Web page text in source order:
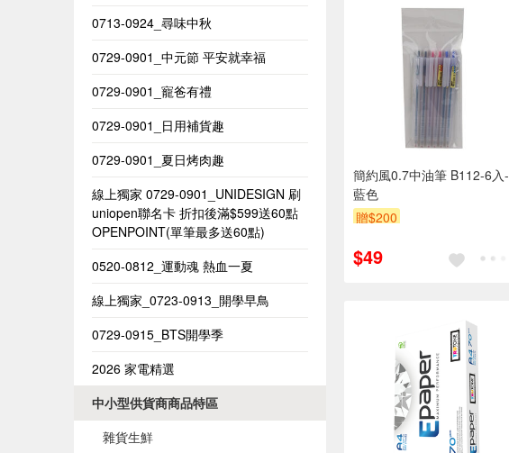
0713-0924_尋味中秋
0729-0901_中元節 平安就幸福
0729-0901_寵爸有禮
0729-0901_日用補貨趣
0729-0901_夏日烤肉趣
線上獨家 0729-0901_UNIDESIGN​ 刷
uniopen聯名卡 折扣後滿$599送60點
OPENPOINT(單筆最多送60點)​
0520-0812_運動魂 熱血一夏
線上獨家_0723-0913_開學早鳥
0729-0915_BTS開學季
2026 家電精選
中小型供貨商商品特區
雜貨生鮮
簡約風0.7中油筆 B112-6入-
藍色
贈$200
$49